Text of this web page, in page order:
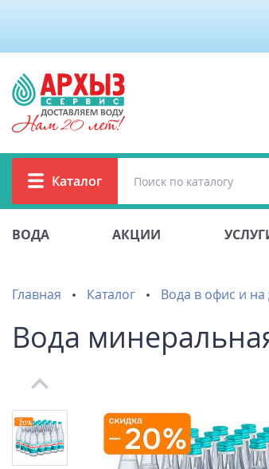
Каталог
ВОДА АКЦИИ
Главная Каталог Вода в офис и
Вода